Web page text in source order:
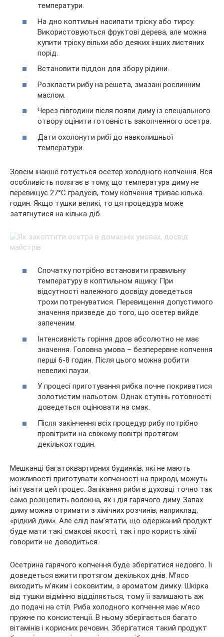
температури.
На дно коптильні насипати тріску або тирсу.
Використовуються фруктові дерева, але можна
купити тріску вільхи або деяких інших листяних
порід.
Встановити піддон для збору рідини.
Розкласти рибу на решета, змазані рослинним
маслом.
Через півгодини після появи диму із спеціального
отвору оцінити готовність закопченного осетра.
Дати охолонути рибі до навколишньої
температури.
Зовсім інакше готується осетер холодного копчення. Вся
особливість полягає в тому, що температура диму не
перевищує 27°C градусів, тому копчення триває кілька
годин. Якщо тушки великі, то ця процедура може
затягнутися на кілька діб.
Спочатку потрібно встановити правильну
температуру в коптильном ящику. При
відсутності належного досвіду доведеться
трохи потренуватися. Перевищення допустимого
значення призведе до того, що осетер вийде
запеченим.
Інтенсивність горіння дров абсолютно не має
значення. Головна умова – безперервне копчення
перші 6-8 годин. Після цього можна робити
невеликі паузи.
У процесі приготування рибка почне покриватися
золотистим нальотом. Однак ступінь готовності
доведеться оцінювати на смак.
Після закінчення всіх процедур рибу потрібно
провітрити на свіжому повітрі протягом
декількох годин.
Мешканці багатоквартирних будинків, які не мають
можливості приготувати копченості на природі, можуть
імітувати цей процес. Запікання риби в духовці точно так
само розщепить волокна, як і дія гарячого диму. Запах
диму можна отримати з хімічних розчинів, наприклад,
«рідкий дим». Але слід пам’ятати, що одержаний продукт
буде мати такі смакові якості, так і про користь хімії
говорити не доводиться.
Осетрина гарячого копчення буде зберігатися недовго. Її
доведеться вжити протягом декількох днів. М’ясо
виходить м’яким і соковитим, з ароматом димку. Шкірка
від тушки відмінно відділяється, тому її залишають аж
до подачі на стіл. Риба холодного копчення має м’ясо
пружне по консистенції. В ньому зберігається багато
вітамінів і корисних речовин. Зберігатися такий продукт